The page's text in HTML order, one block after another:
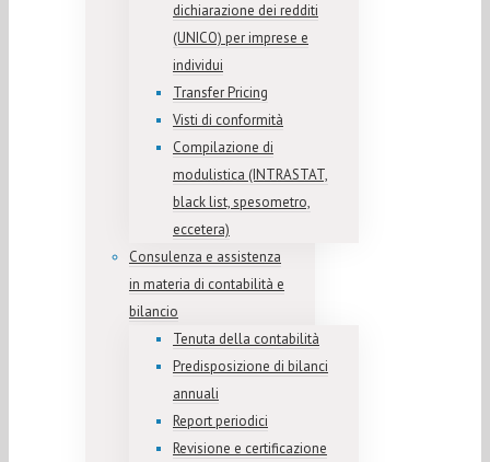
dichiarazione dei redditi
(UNICO) per imprese e
individui
Transfer Pricing
Visti di conformità
Compilazione di
modulistica (INTRASTAT,
black list, spesometro,
eccetera)
Consulenza e assistenza
in materia di contabilità e
bilancio
Tenuta della contabilità
Predisposizione di bilanci
annuali
Report periodici
Revisione e certificazione